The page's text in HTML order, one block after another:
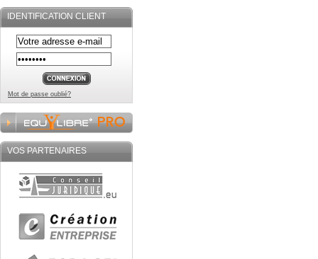
IDENTIFICATION CLIENT
Mot de passe oublié?
VOS PARTENAIRES